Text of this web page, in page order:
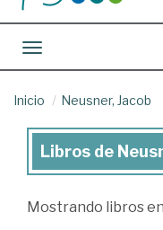
Toggle navigation
Inicio Neusner, Jacob
Libros
Neusner,
Libros de
Mostrando libros